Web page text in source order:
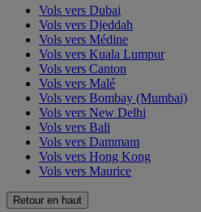
Vols vers Dubai
Vols vers Djeddah
Vols vers Médine
Vols vers Kuala Lumpur
Vols vers Canton
Vols vers Malé
Vols vers Bombay (Mumbai)
Vols vers New Delhi
Vols vers Bali
Vols vers Dammam
Vols vers Hong Kong
Vols vers Maurice
Retour en haut